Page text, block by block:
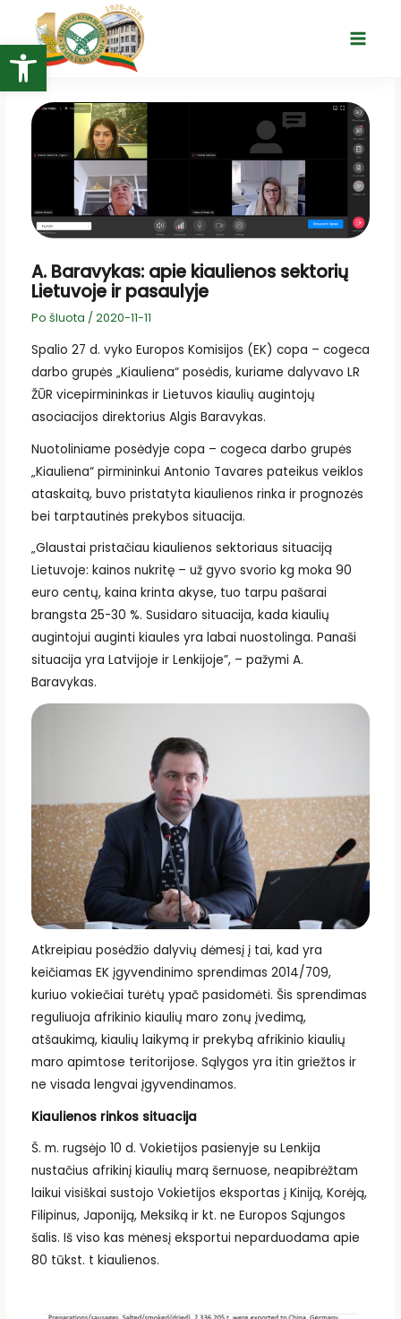
Open toolbar
turinio
Main
A. Baravykas: apie kiaulienos sektorių
Lietuvoje ir pasaulyje
Po šluota / 2020-11-11
Spalio 27 d. vyko Europos Komisijos (EK) copa – cogeca
darbo grupės „Kiauliena“ posėdis, kuriame dalyvavo LR
ŽŪR vicepirmininkas ir Lietuvos kiaulių augintojų
asociacijos direktorius Algis Baravykas.
Nuotoliniame posėdyje copa – cogeca darbo grupės
„Kiauliena“ pirmininkui Antonio Tavares pateikus veiklos
ataskaitą, buvo pristatyta kiaulienos rinka ir prognozės
bei tarptautinės prekybos situacija.
„Glaustai pristačiau kiaulienos sektoriaus situaciją
Lietuvoje: kainos nukritę – už gyvo svorio kg moka 90
euro centų, kaina krinta akyse, tuo tarpu pašarai
brangsta 25-30 %. Susidaro situacija, kada kiaulių
augintojui auginti kiaules yra labai nuostolinga. Panaši
situacija yra Latvijoje ir Lenkijoje”, – pažymi A.
Baravykas.
Atkreipiau posėdžio dalyvių dėmesį į tai, kad yra
keičiamas EK įgyvendinimo sprendimas 2014/709,
kuriuo vokiečiai turėtų ypač pasidomėti. Šis sprendimas
reguliuoja afrikinio kiaulių maro zonų įvedimą,
atšaukimą, kiaulių laikymą ir prekybą afrikinio kiaulių
maro apimtose teritorijose. Sąlygos yra itin griežtos ir
ne visada lengvai įgyvendinamos.
Kiaulienos rinkos situacija
Š. m. rugsėjo 10 d. Vokietijos pasienyje su Lenkija
nustačius afrikinį kiaulių marą šernuose, neapibrėžtam
laikui visiškai sustojo Vokietijos eksportas į Kiniją, Korėją,
Filipinus, Japoniją, Meksiką ir kt. ne Europos Sąjungos
šalis. Iš viso kas mėnesį eksportui neparduodama apie
80 tūkst. t kiaulienos.